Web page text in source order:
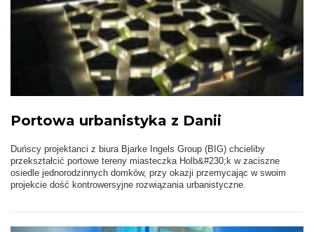
Portowa urbanistyka z Danii
Duńscy projektanci z biura Bjarke Ingels Group (BIG) chcieliby
przekształcić portowe tereny miasteczka Holb&#230;k w zaciszne
osiedle jednorodzinnych domków, przy okazji przemycając w swoim
projekcie dość kontrowersyjne rozwiązania urbanistyczne.